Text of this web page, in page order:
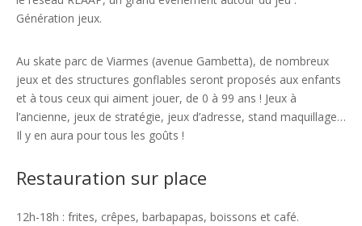
Génération jeux.
Au skate parc de Viarmes (avenue Gambetta), de nombreux
jeux et des structures gonflables seront proposés aux enfants
et à tous ceux qui aiment jouer, de 0 à 99 ans ! Jeux à
l’ancienne, jeux de stratégie, jeux d’adresse, stand maquillage…
Il y en aura pour tous les goûts !
Restauration sur place
12h-18h : frites, crêpes, barbapapas, boissons et café.